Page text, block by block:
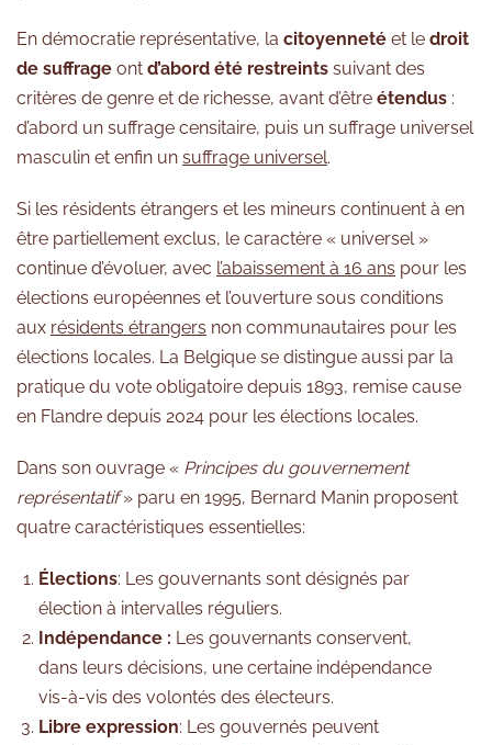
En démocratie représentative, la citoyenneté et le droit
de suffrage ont d’abord été restreints suivant des
critères de genre et de richesse, avant d’être étendus :
d’abord un suffrage censitaire, puis un suffrage universel
masculin et enfin un suffrage universel.
Si les résidents étrangers et les mineurs continuent à en
être partiellement exclus, le caractère « universel »
continue d’évoluer, avec l’abaissement à 16 ans pour les
élections européennes et l’ouverture sous conditions
aux résidents étrangers non communautaires pour les
élections locales. La Belgique se distingue aussi par la
pratique du vote obligatoire depuis 1893, remise cause
en Flandre depuis 2024 pour les élections locales.
Dans son ouvrage « Principes du gouvernement
représentatif» paru en 1995, Bernard Manin proposent
quatre caractéristiques essentielles:
Élections: Les gouvernants sont désignés par
élection à intervalles réguliers.
Indépendance : Les gouvernants conservent,
dans leurs décisions, une certaine indépendance
vis-à-vis des volontés des électeurs.
Libre expression: Les gouvernés peuvent